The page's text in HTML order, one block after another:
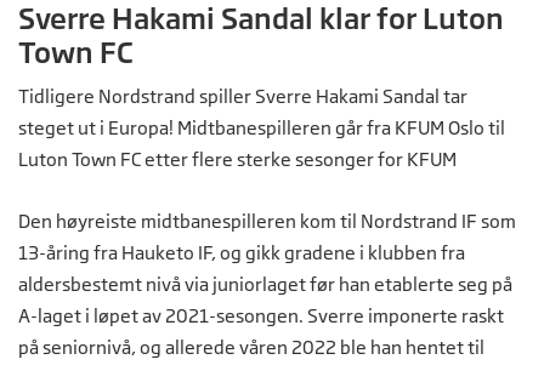
Sverre Hakami Sandal klar for Luton
Town FC
Tidligere Nordstrand spiller Sverre Hakami Sandal tar
steget ut i Europa! Midtbanespilleren går fra KFUM Oslo til
Luton Town FC etter flere sterke sesonger for KFUM
Den høyreiste midtbanespilleren kom til Nordstrand IF som
13-åring fra Hauketo IF, og gikk gradene i klubben fra
aldersbestemt nivå via juniorlaget før han etablerte seg på
A-laget i løpet av 2021-sesongen. Sverre imponerte raskt
på seniornivå, og allerede våren 2022 ble han hentet til